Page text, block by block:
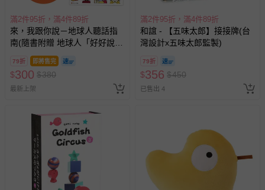
滿2件95折，滿4件89折
來，我跟你說－地球人聽話指
南(隨書附贈 地球人「好好說
話」貼紙)
79折 即將售完
$300 $380
最新上架
滿2件95折，滿4件89折
和誼 - 【五味太郎】接接牌(台
灣設計x五味太郎監製)
79折
$356 $450
已售出 4